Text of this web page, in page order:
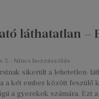
láthatatlan –
5. Nincs hozzászólás
sikerült a lehetetlen:
a két ember között feszülő
a gyerekek számára. Ezt